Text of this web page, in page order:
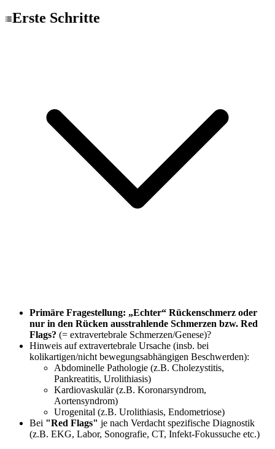
Erste Schritte
Primäre Fragestellung: „Echter“ Rückenschmerz oder
nur in den Rücken ausstrahlende Schmerzen bzw. Red
Flags? (= extravertebrale Schmerzen/Genese)?
Hinweis auf extravertebrale Ursache (insb. bei
kolikartigen/nicht bewegungsabhängigen Beschwerden):
Abdominelle Pathologie (z.B. Cholezystitis,
Pankreatitis, Urolithiasis)
Kardiovaskulär (z.B. Koronarsyndrom,
Aortensyndrom)
Urogenital (z.B. Urolithiasis, Endometriose)
Bei "Red Flags" je nach Verdacht spezifische Diagnostik
(z.B. EKG, Labor, Sonografie, CT, Infekt-Fokussuche etc.)